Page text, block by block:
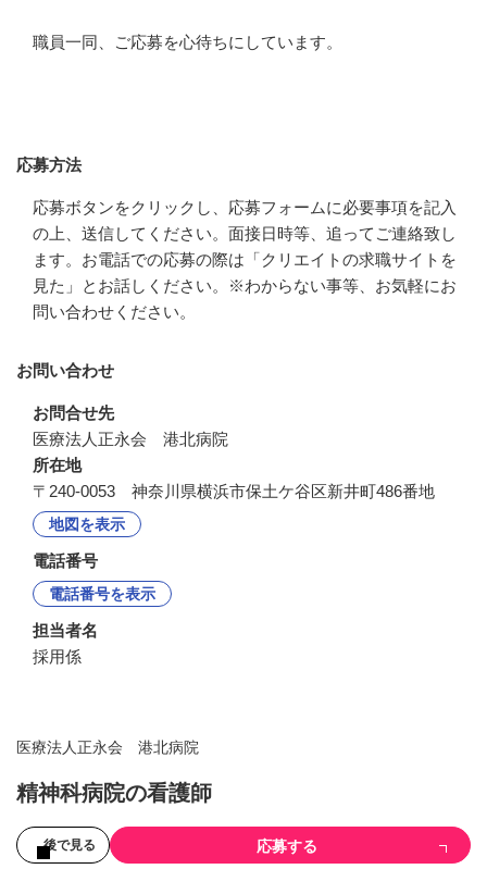
職員一同、ご応募を心待ちにしています。
応募方法
応募ボタンをクリックし、応募フォームに必要事項を記入
の上、送信してください。面接日時等、追ってご連絡致し
ます。お電話での応募の際は「クリエイトの求職サイトを
見た」とお話しください。※わからない事等、お気軽にお
問い合わせください。
お問い合わせ
お問合せ先
医療法人正永会　港北病院
所在地
〒240-0053 神奈川県横浜市保土ケ谷区新井町486番地
地図を表示
電話番号
電話番号を表示
担当者名
採用係
医療法人正永会 港北病院
精神科病院の看護師
後で見る 応募する